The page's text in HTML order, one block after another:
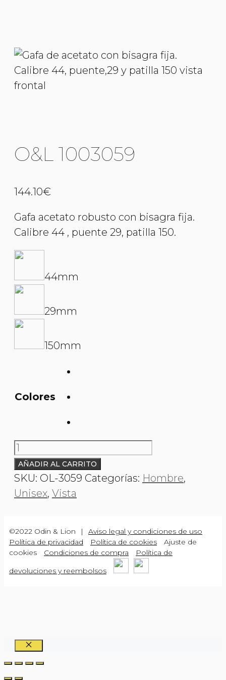
O&L 1003059
144.10€
Gafa acetato robusto con bisagra fija.
Calibre 44 , puente 29, patilla 150.
44mm
29mm
150mm
Colores
O&L
1003059
cantidad
AÑADIR AL CARRITO
SKU: OL-3059 Categorías: Hombre,
Unisex, Vista
©2022 Odin & Lion |
Aviso legal y condiciones de uso
Política de privacidad
Política de cookies
Ajuste de
cookies
Condiciones de compra
Política de
devoluciones y reembolsos
CERRAR